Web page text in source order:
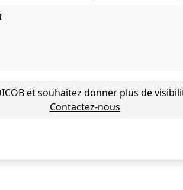
et souhaitez donner plus de
Contactez-nous